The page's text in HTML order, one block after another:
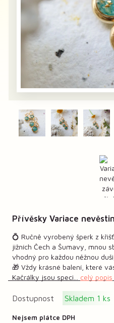
Přívěsky Variace
💍 Ručně vyrobený šperk z
jižních Čech a Šumavy, mnou
vhodný pro každou něžnou
🎁 Vždy krásné balení, které
Kačrálky jsou speci... celý popis
Dostupnost Skladem 1 ks
Nejsem plátce DPH